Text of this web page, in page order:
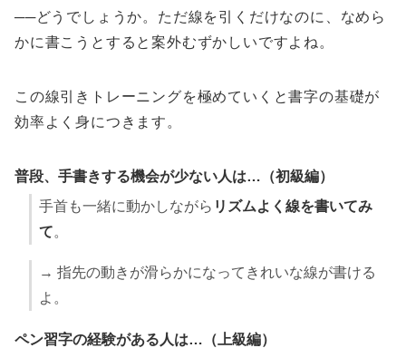
──どうでしょうか。ただ線を引くだけなのに、なめら
かに書こうとすると案外むずかしいですよね。
この線引きトレーニングを極めていくと書字の基礎が
効率よく身につきます。
普段、手書きする機会が少ない人は…（初級編）
手首も一緒に動かしながら リズムよく線を書いてみ
て。
→ 指先の動きが滑らかになってきれいな線が書ける
よ。
ペン習字の経験がある人は…（上級編）